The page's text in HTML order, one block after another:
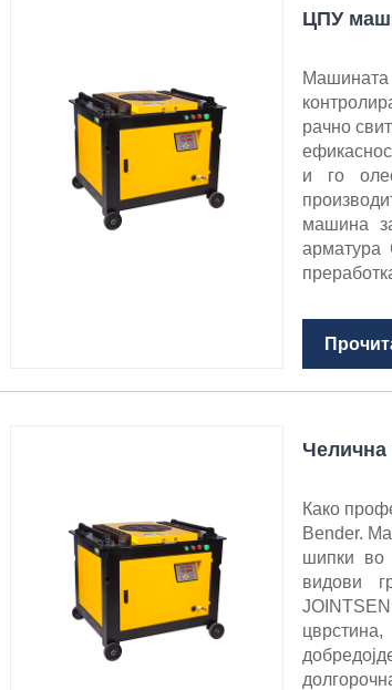
ЦПУ
Машината
рачно
и го
машина
арматура
Како
Bender.
шипки во
видови
JOINTSEN